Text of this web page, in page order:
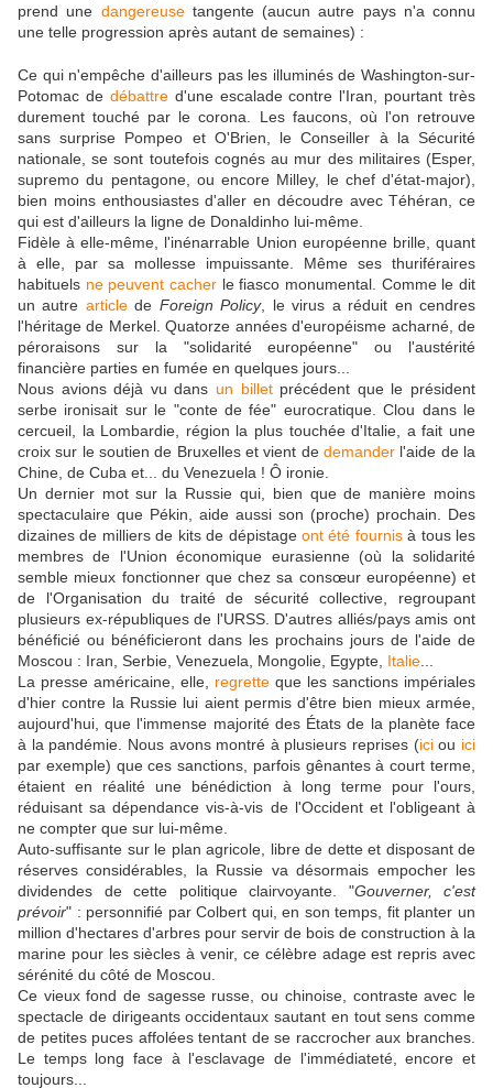
prend une dangereusetangente (aucun autre pays n'a connu
une telle progression après autant de semaines) :
Ce qui n'empêche d'ailleurs pas les illuminés de Washington-sur-
Potomac de débattred'une escalade contre l'Iran, pourtant très
durement touché par le corona. Les faucons, où l'on retrouve
sans surprise Pompeo et O'Brien, le Conseiller à la Sécurité
nationale, se sont toutefois cognés au mur des militaires (Esper,
supremo du pentagone, ou encore Milley, le chef d'état-major),
bien moins enthousiastes d'aller en découdre avec Téhéran, ce
qui est d'ailleurs la ligne de Donaldinho lui-même.
Fidèle à elle-même, l'inénarrable Union européenne brille, quant
à elle, par sa mollesse impuissante. Même ses thuriféraires
habituels ne peuvent cacher le fiasco monumental. Comme le dit
un autre articlede Foreign Policy, le virus a réduit en cendres
l'héritage de Merkel. Quatorze années d'européisme acharné, de
péroraisons sur la "solidarité européenne" ou l'austérité
financière parties en fumée en quelques jours...
Nous avions déjà vu dans un billetprécédent que le président
serbe ironisait sur le "conte de fée" eurocratique. Clou dans le
cercueil, la Lombardie, région la plus touchée d'Italie, a fait une
croix sur le soutien de Bruxelles et vient de demander l'aide de la
Chine, de Cuba et... du Venezuela ! Ô ironie.
Un dernier mot sur la Russie qui, bien que de manière moins
spectaculaire que Pékin, aide aussi son (proche) prochain. Des
dizaines de milliers de kits de dépistage ont été fournisà tous les
membres de l'Union économique eurasienne (où la solidarité
semble mieux fonctionner que chez sa consœur européenne) et
de l'Organisation du traité de sécurité collective, regroupant
plusieurs ex-républiques de l'URSS. D'autres alliés/pays amis ont
bénéficié ou bénéficieront dans les prochains jours de l'aide de
Moscou : Iran, Serbie, Venezuela, Mongolie, Egypte, Italie
La presse américaine, elle, regrette que les sanctions impériales
d'hier contre la Russie lui aient permis d'être bien mieux armée,
aujourd'hui, que l'immense majorité des États de la planète face
à la pandémie. Nous avons montré à plusieurs reprises (iciou ici
par exemple) que ces sanctions, parfois gênantes à court terme,
étaient en réalité une bénédiction à long terme pour l'ours,
réduisant sa dépendance vis-à-vis de l'Occident et l'obligeant à
ne compter que sur lui-même.
Auto-suffisante sur le plan agricole, libre de dette et disposant de
réserves considérables, la Russie va désormais empocher les
dividendes de cette politique clairvoyante. "Gouverner, c'est
prévoir" : personnifié par Colbert qui, en son temps, fit planter un
million d'hectares d'arbres pour servir de bois de construction à la
marine pour les siècles à venir, ce célèbre adage est repris avec
sérénité du côté de Moscou.
Ce vieux fond de sagesse russe, ou chinoise, contraste avec le
spectacle de dirigeants occidentaux sautant en tout sens comme
de petites puces affolées tentant de se raccrocher aux branches.
Le temps long face à l'esclavage de l'immédiateté, encore et
toujours...